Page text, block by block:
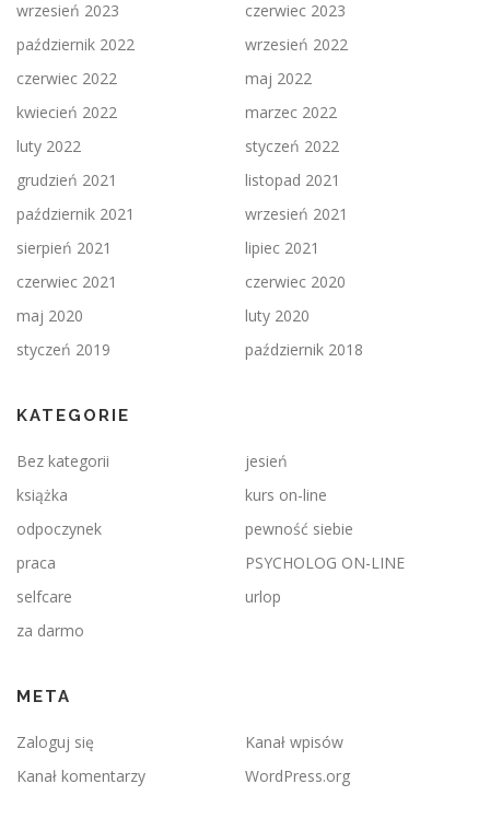
wrzesień 2023
czerwiec 2023
październik 2022
wrzesień 2022
czerwiec 2022
maj 2022
kwiecień 2022
marzec 2022
luty 2022
styczeń 2022
grudzień 2021
listopad 2021
październik 2021
wrzesień 2021
sierpień 2021
lipiec 2021
czerwiec 2021
czerwiec 2020
maj 2020
luty 2020
styczeń 2019
październik 2018
KATEGORIE
Bez kategorii
jesień
książka
kurs on-line
odpoczynek
pewność siebie
praca
PSYCHOLOG ON-LINE
selfcare
urlop
za darmo
META
Zaloguj się
Kanał wpisów
Kanał komentarzy
WordPress.org